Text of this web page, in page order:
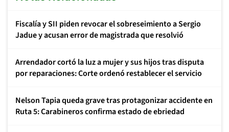
Fiscalía y SII piden revocar el sobreseimiento a Sergio
Jadue y acusan error de magistrada que resolvió
Arrendador cortó la luz a mujer y sus hijos tras disputa
por reparaciones: Corte ordenó restablecer el servicio
Nelson Tapia queda grave tras protagonizar accidente en
Ruta 5: Carabineros confirma estado de ebriedad